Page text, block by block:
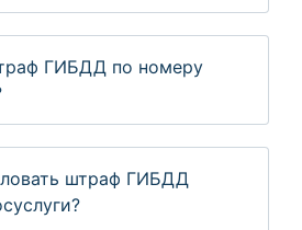
ГИБДД по номеру
штраф ГИБДД